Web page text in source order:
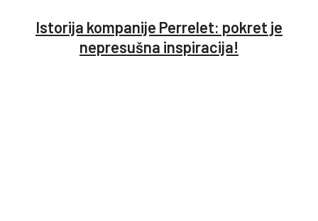
Istorija kompanije Perrelet: pokret je
nepresušna inspiracija!